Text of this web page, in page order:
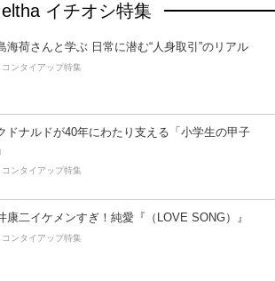
eltha イチオシ特集
海荷さんと学ぶ 日常に潜む“人身取引”のリアル
コンタイアップ特集
ドナルドが40年にわたり支える「小学生の甲子
コンタイアップ特集
康二イケメンすぎ！純愛『（LOVE SONG）』
コンタイアップ特集